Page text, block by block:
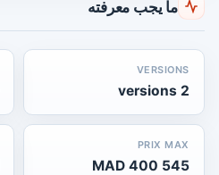
ما يجب معرفته
VERSIONS
2 versions
PRIX MAX
545 400 MAD